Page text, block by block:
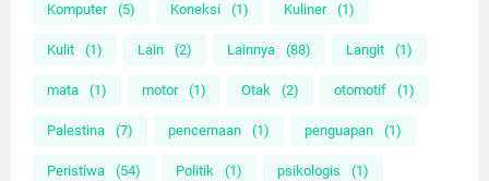
Komputer (5) Koneksi (1) Kuliner (1)
Kulit (1) Lain (2) Lainnya (88) Langit (1)
mata (1) motor (1) Otak (2) otomotif (1)
Palestina (7) pencernaan (1) penguapan (1)
Peristiwa (54) Politik (1) psikologis (1)